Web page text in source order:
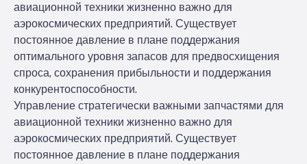
авиационной техники жизненно важно для
аэрокосмических предприятий. Существует
постоянное давление в плане поддержания
оптимального уровня запасов для предвосхищения
спроса, сохранения прибыльности и поддержания
конкурентоспособности.
Управление стратегически важными запчастями для
авиационной техники жизненно важно для
аэрокосмических предприятий. Существует
постоянное давление в плане поддержания